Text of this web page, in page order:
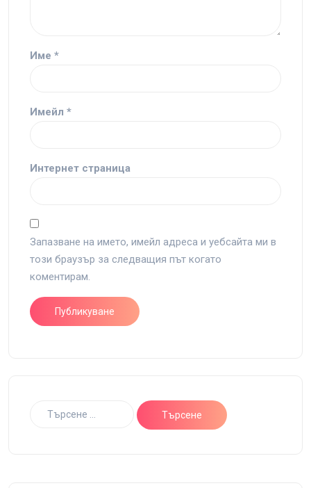
Име *
Имейл *
Интернет страница
Запазване на името, имейл адреса и уебсайта ми в
този браузър за следващия път когато
коментирам.